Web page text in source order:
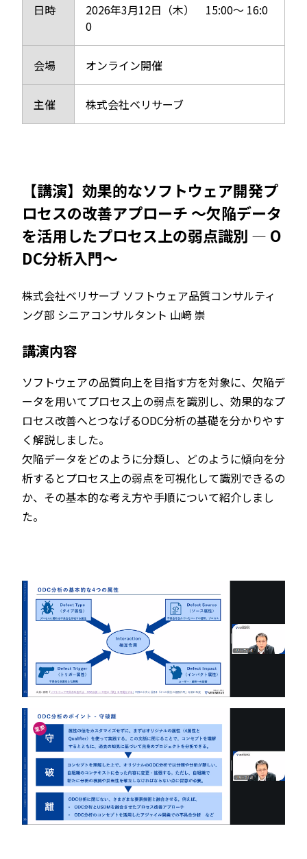
日時
2026年3月12日（木） 15:00～ 16:0
0
会場 オンライン開催
主催 株式会社ベリサーブ
【講演】効果的なソフトウェア開発プ
ロセスの改善アプローチ ～欠陥データ
を活用したプロセス上の弱点識別 ― O
DC分析入門～
株式会社ベリサーブ ソフトウェア品質コンサルティ
ング部 シニアコンサルタント 山﨑 崇
講演内容
ソフトウェアの品質向上を目指す方を対象に、欠陥デ
ータを用いてプロセス上の弱点を識別し、効果的なプ
ロセス改善へとつなげるODC分析の基礎を分かりやす
く解説しました。
欠陥データをどのように分類し、どのように傾向を分
析するとプロセス上の弱点を可視化して識別できるの
か、その基本的な考え方や手順について紹介しまし
た。